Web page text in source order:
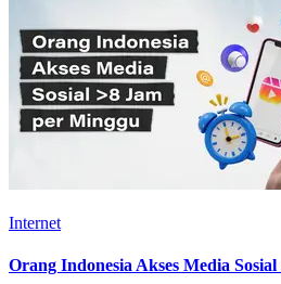
Internet
Orang Indonesia Akses Media